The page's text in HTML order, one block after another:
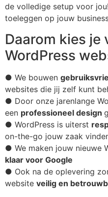
de volledige setup voor
toeleggen op jouw
Daarom kies je
WordPress
● We bouwen
websites die jij zelf kunt
● Door onze jarenlange
een professioneel design
● WordPress is uiterst
on-the-go jouw zaak
● We maken jouw nieuwe
klaar voor Google
● Ook na de oplevering
website veilig en